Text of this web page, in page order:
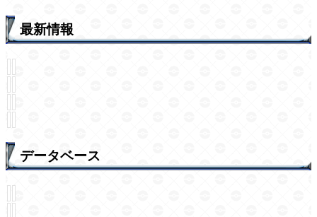
最新情報
データベース